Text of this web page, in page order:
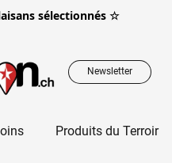
sélectionnés ☆
Newsletter
Produits du Terroir